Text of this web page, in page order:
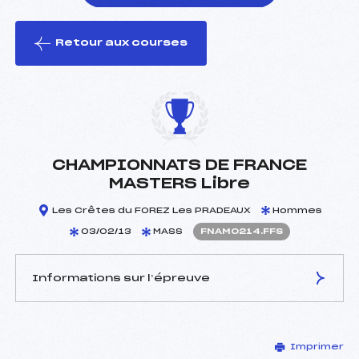
le ski
Retour aux courses
CHAMPIONNATS DE FRANCE
MASTERS Libre
Les Crêtes du FOREZ Les PRADEAUX Hommes
03/02/13 MASS FNAM0214.FFS
Informations sur l’épreuve
BRUNET BERNARD ()
Imprimer